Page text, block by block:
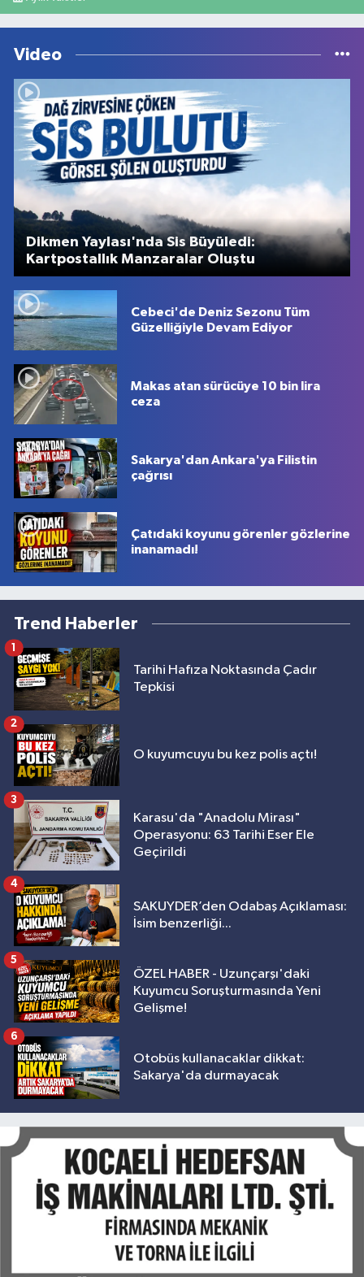
Video
Dikmen Yaylası'nda Sis Büyüledi:
Kartpostallık Manzaralar Oluştu
Cebeci'de Deniz Sezonu Tüm
Güzelliğiyle Devam Ediyor
Makas atan sürücüye 10 bin lira
ceza
Sakarya'dan Ankara'ya Filistin
çağrısı
Çatıdaki koyunu görenler gözlerine
inanamadı!
Trend Haberler
Tarihi Hafıza Noktasında Çadır
Tepkisi
1
O kuyumcuyu bu kez polis açtı!
2
Karasu'da "Anadolu Mirası"
Operasyonu: 63 Tarihi Eser Ele
Geçirildi
3
SAKUYDER’den Odabaş Açıklaması:
İsim benzerliği...
4
ÖZEL HABER - Uzunçarşı'daki
Kuyumcu Soruşturmasında Yeni
Gelişme!
5
Otobüs kullanacaklar dikkat:
Sakarya'da durmayacak
6